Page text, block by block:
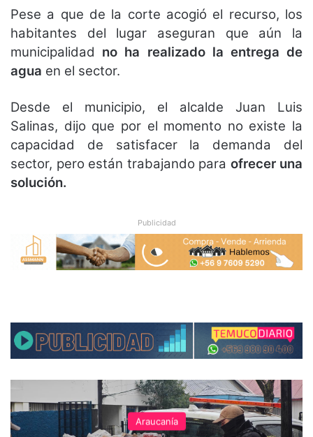
Pese a que de la corte acogió el recurso, los
habitantes del lugar aseguran que aún la
municipalidad no ha realizado la entrega de
agua en el sector.
Desde el municipio, el alcalde Juan Luis
Salinas, dijo que por el momento no existe la
capacidad de satisfacer la demanda del
sector, pero están trabajando para ofrecer una
solución.
Publicidad
Araucanía